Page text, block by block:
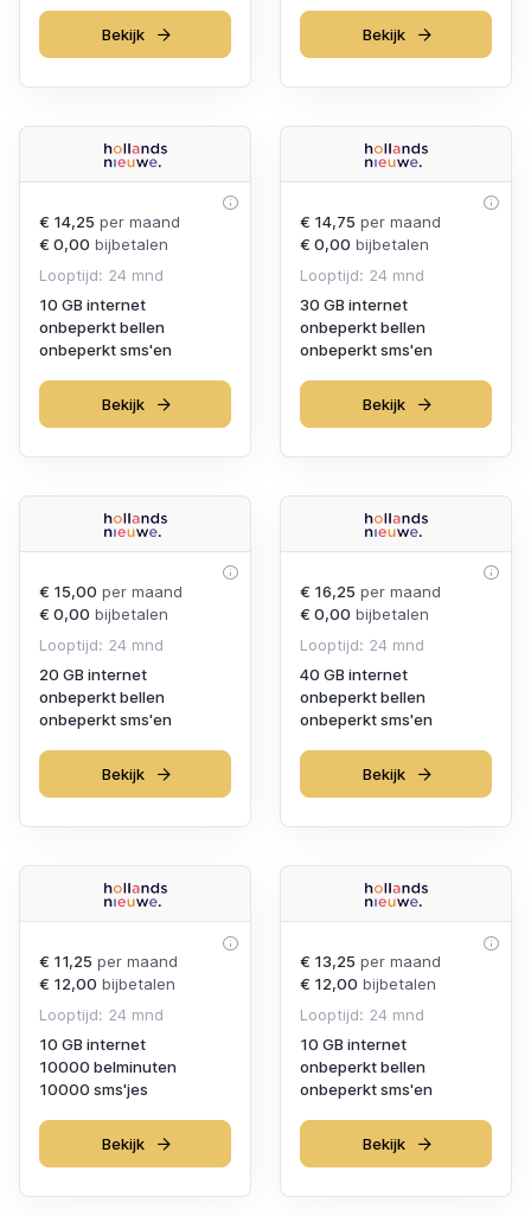
Bekijk Bekijk
€ 14,25 per maand
€ 0,00 bijbetalen
Looptijd: 24 mnd
10 GB internet
onbeperkt bellen
onbeperkt sms'en
Bekijk
€ 14,75 per maand
€ 0,00 bijbetalen
Looptijd: 24 mnd
30 GB internet
onbeperkt bellen
onbeperkt sms'en
Bekijk
€ 15,00 per maand
€ 0,00 bijbetalen
Looptijd: 24 mnd
20 GB internet
onbeperkt bellen
onbeperkt sms'en
Bekijk
€ 16,25 per maand
€ 0,00 bijbetalen
Looptijd: 24 mnd
40 GB internet
onbeperkt bellen
onbeperkt sms'en
Bekijk
€ 11,25 per maand
€ 12,00 bijbetalen
Looptijd: 24 mnd
10 GB internet
10000 belminuten
10000 sms'jes
Bekijk
€ 13,25 per maand
€ 12,00 bijbetalen
Looptijd: 24 mnd
10 GB internet
onbeperkt bellen
onbeperkt sms'en
Bekijk